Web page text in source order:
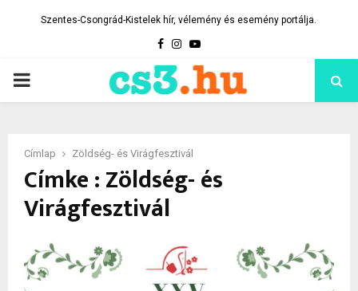
Szentes-Csongrád-Kistelek hír, vélemény és esemény portálja.
Facebook
Instagram
Youtube
PRIMARY
Címlap Zöldség- és Virágfesztivál
Címke : Zöldség- és
Virágfesztivál